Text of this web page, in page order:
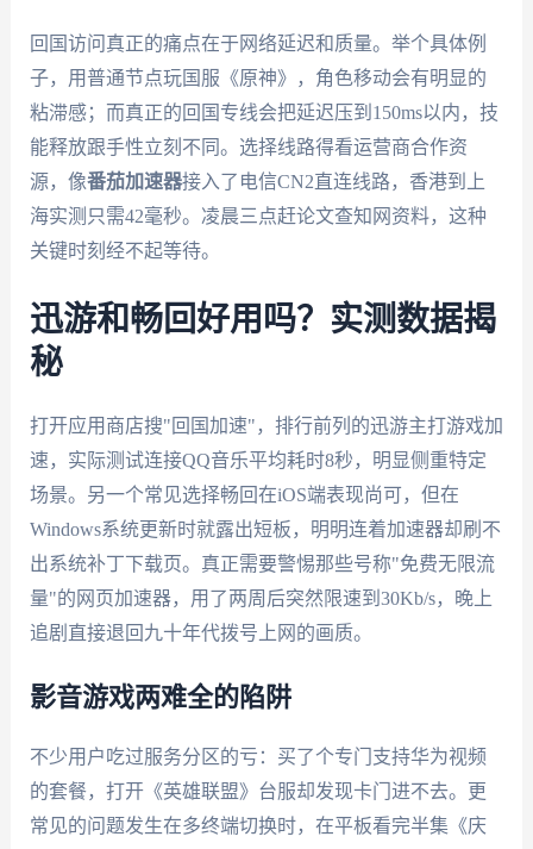
回国访问真正的痛点在于网络延迟和质量。举个具体例
子，用普通节点玩国服《原神》，角色移动会有明显的
粘滞感；而真正的回国专线会把延迟压到150ms以内，技
能释放跟手性立刻不同。选择线路得看运营商合作资
源，像番茄加速器接入了电信CN2直连线路，香港到上
海实测只需42毫秒。凌晨三点赶论文查知网资料，这种
关键时刻经不起等待。
迅游和畅回好用吗？实测数据揭
秘
打开应用商店搜"回国加速"，排行前列的迅游主打游戏加
速，实际测试连接QQ音乐平均耗时8秒，明显侧重特定
场景。另一个常见选择畅回在iOS端表现尚可，但在
Windows系统更新时就露出短板，明明连着加速器却刷不
出系统补丁下载页。真正需要警惕那些号称"免费无限流
量"的网页加速器，用了两周后突然限速到30Kb/s，晚上
追剧直接退回九十年代拨号上网的画质。
影音游戏两难全的陷阱
不少用户吃过服务分区的亏：买了个专门支持华为视频
的套餐，打开《英雄联盟》台服却发现卡门进不去。更
常见的问题发生在多终端切换时，在平板看完半集《庆